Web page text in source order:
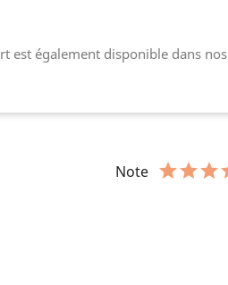
est également disponible dans nos
Note